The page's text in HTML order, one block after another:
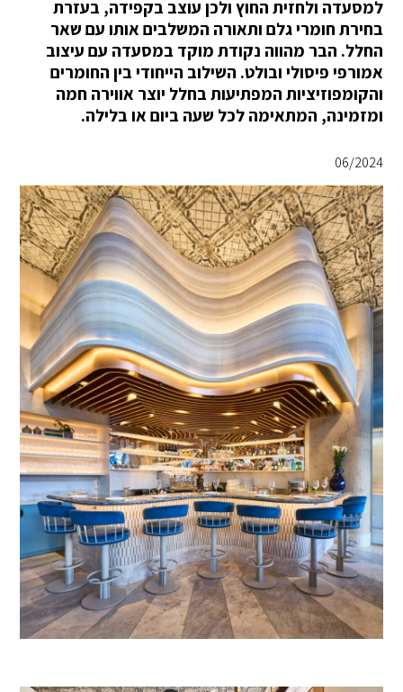
למסעדה ולחזית החוץ ולכן עוצב בקפידה, בעזרת
בחירת חומרי גלם ותאורה המשלבים אותו עם שאר
החלל. הבר מהווה נקודת מוקד במסעדה עם עיצוב
אמורפי פיסולי ובולט. השילוב הייחודי בין החומרים
והקומפוזיציות המפתיעות בחלל יוצר אווירה חמה
ומזמינה, המתאימה לכל שעה ביום או בלילה.
06/2024